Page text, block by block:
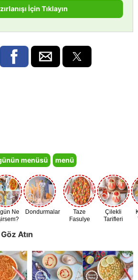
İçin Tıklayın
menüsü menü
Ne
Dondurmalar
Taze
Fasulye
Çilekli
Tarifleri
Atın